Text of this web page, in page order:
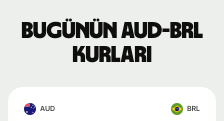
Bugünün AUD-BRL
kurları
AUD BRL